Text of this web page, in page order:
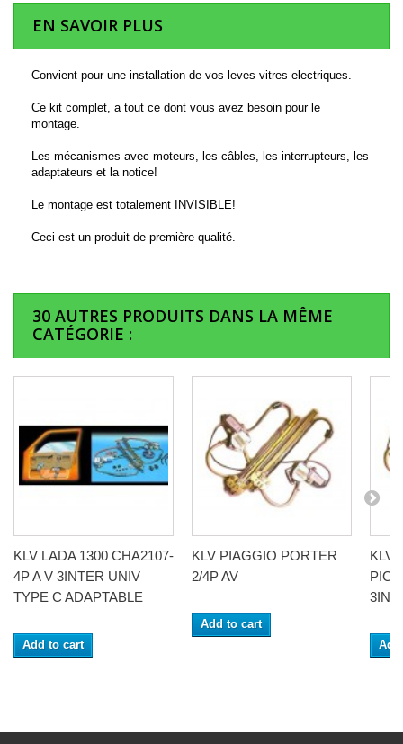
EN SAVOIR PLUS
Convient pour une installation de vos leves vitres electriques.
Ce kit complet, a tout ce dont vous avez besoin pour le
montage.
Les mécanismes avec moteurs, les câbles, les interrupteurs, les
adaptateurs et la notice!
Le montage est totalement INVISIBLE!
Ceci est un produit de première qualité.
30 AUTRES PRODUITS DANS LA MÊME
CATÉGORIE :
KLV LADA 1300 CHA2107-
4P A V 3INTER UNIV
TYPE C ADAPTABLE
Add to cart
KLV PIAGGIO PORTER
2/4P AV
Add to cart
KLV